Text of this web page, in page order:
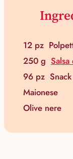
12 pz
250 g
96 pz
Maionese
Olive nere